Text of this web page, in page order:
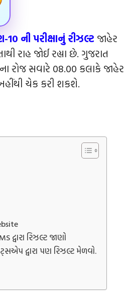
10 ની પરીક્ષાનું રીઝલ્ટ જાહેર
રાહ જોઈ રહ્યા છે. ગુજરાત
રોજ સવારે 08.00 કલાકે જાહેર
ચેક કરી શકશે.
દ્વારા રિઝલ્ટ જાણો
દ્વારા પણ રિઝલ્ટ મેળવો.